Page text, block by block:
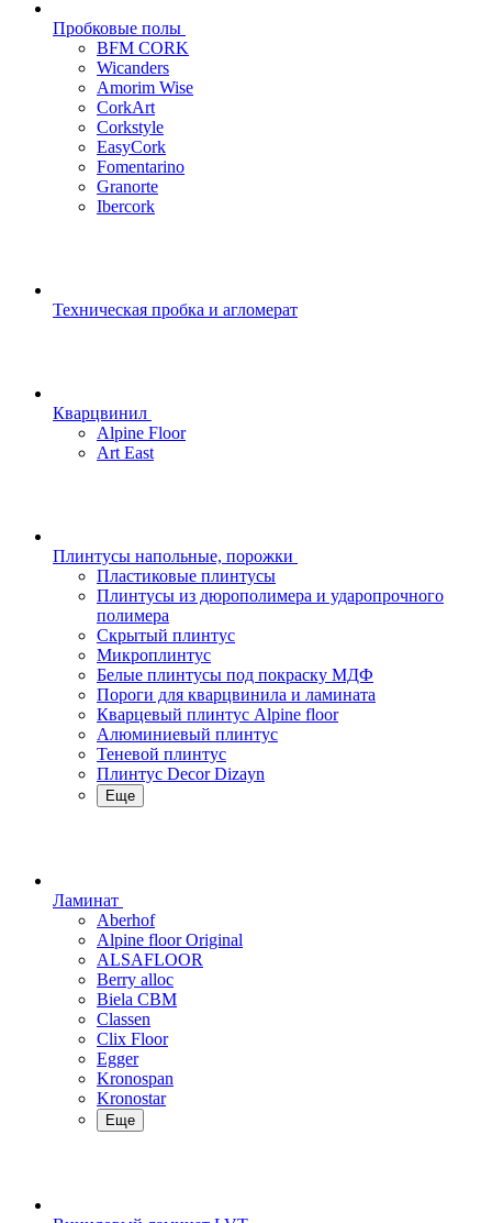
Пробковые полы
BFM CORK
Wicanders
Amorim Wise
CorkArt
Corkstyle
EasyCork
Fomentarino
Granorte
Ibercork
Техническая пробка и агломерат
Кварцвинил
Alpine Floor
Art East
Плинтусы напольные, порожки
Пластиковые плинтусы
Плинтусы из дюрополимера и ударопрочного
полимера
Скрытый плинтус
Микроплинтус
Белые плинтусы под покраску МДФ
Пороги для кварцвинила и ламината
Кварцевый плинтус Alpine floor
Алюминиевый плинтус
Теневой плинтус
Плинтус Decor Dizayn
Еще
Ламинат
Aberhof
Alpine floor Original
ALSAFLOOR
Berry alloc
Biela CBM
Classen
Clix Floor
Egger
Kronospan
Kronostar
Еще